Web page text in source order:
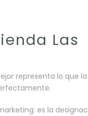
Las
representa lo que
es la